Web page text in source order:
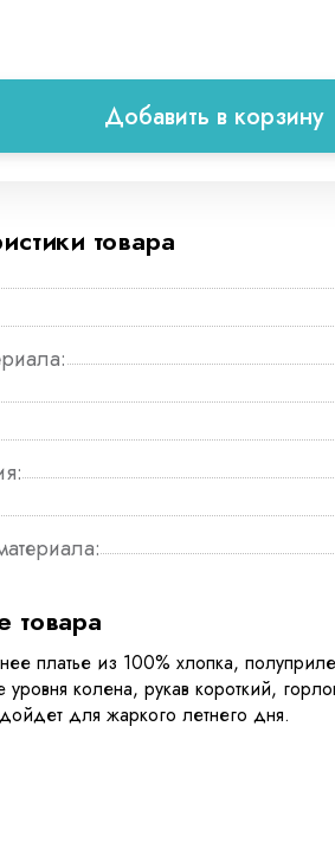
Добавить в корзину
товара
товара
платье из 100% хлопка,
колена, рукав короткий,
для жаркого летнего дня.